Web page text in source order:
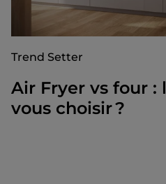
Trend Setter
Air Fryer vs four :
vous choisir ?